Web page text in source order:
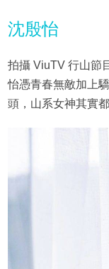
沈殷怡
拍攝 ViuTV 行山節
怡憑青春無敵加上
頭，山系女神其實